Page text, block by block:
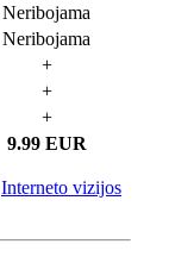
Neribojama
Neribojama
+
+
+
9.99 EUR
Interneto vizijos